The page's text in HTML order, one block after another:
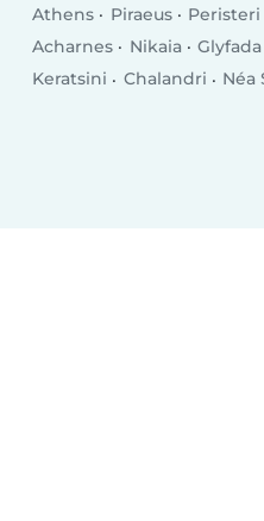
Athens Piraeus Peristeri
Acharnes
Nikaia Glyfada
Keratsini
Chalandri Néa